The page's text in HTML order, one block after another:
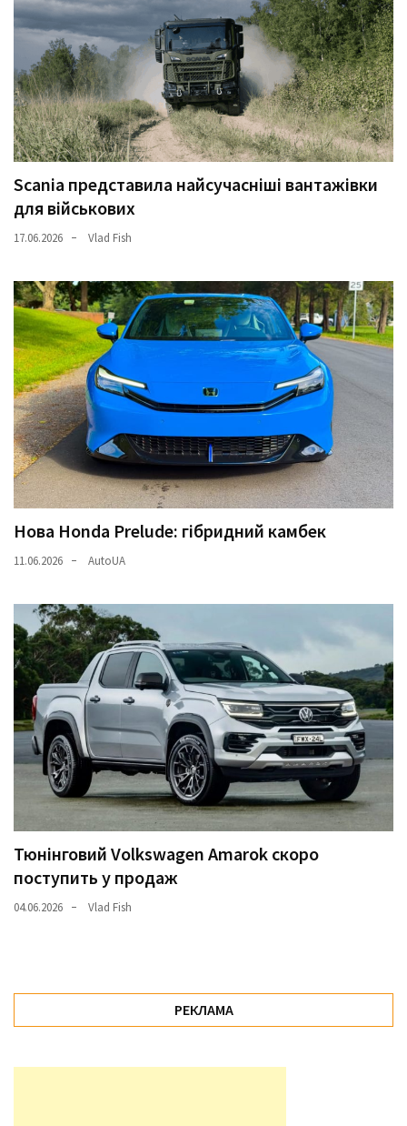
Scania представила найсучасніші вантажівки
для військових
17.06.2026 Vlad Fish
Нова Honda Prelude: гібридний камбек
11.06.2026 AutoUA
Тюнінговий Volkswagen Amarok скоро
поступить у продаж
04.06.2026 Vlad Fish
РЕКЛАМА